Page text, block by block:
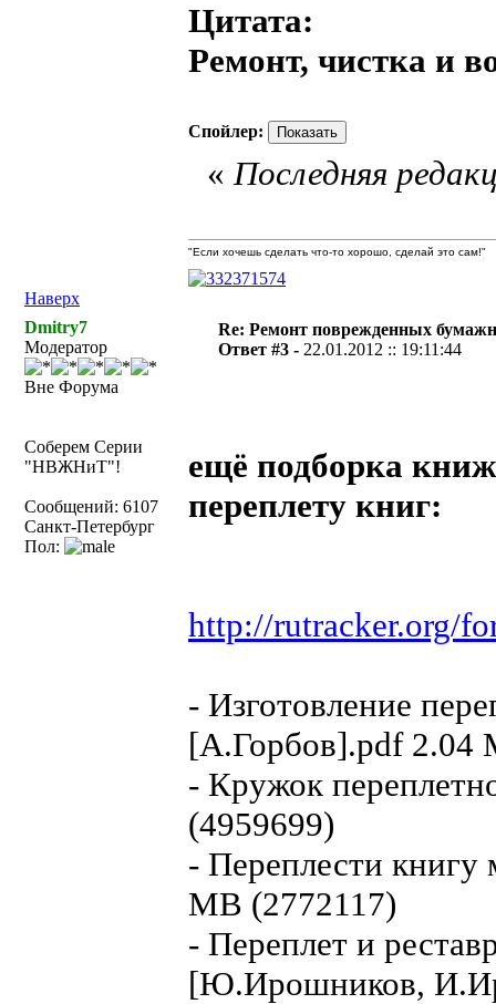
Цитата:
Ремонт, чистка и
Спойлер:
Наверх
«Последняя
"Если хочешь сделать что-то хорошо, сделай это сам!"
Dmitry7
Модератор
Вне Форума
Соберем Серии
"НВЖНиТ"!
Сообщений: 6107
Санкт-Петербург
Пол:
Re: Ремонт поврежденных
Ответ #3 - 22.01.2012 :: 19:11:44
ещё подборка
переплету книг:
http://rutracker.org/
- Изготовление
[А.Горбов].pdf 2.04
- Кружок
(4959699)
- Переплести
MB (2772117)
- Переплет и
[Ю.Ирошников,